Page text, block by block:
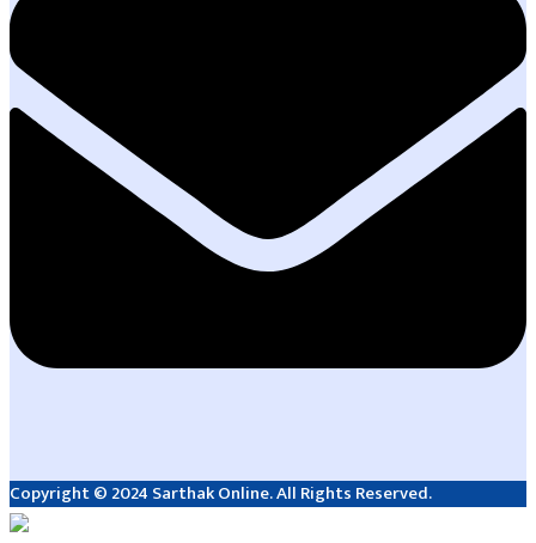
Copyright © 2024 Sarthak Online. All Rights Reserved.